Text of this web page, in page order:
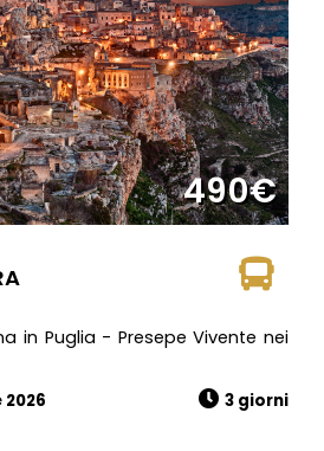
490€
in Puglia - Presepe Vivente nei
3 giorni